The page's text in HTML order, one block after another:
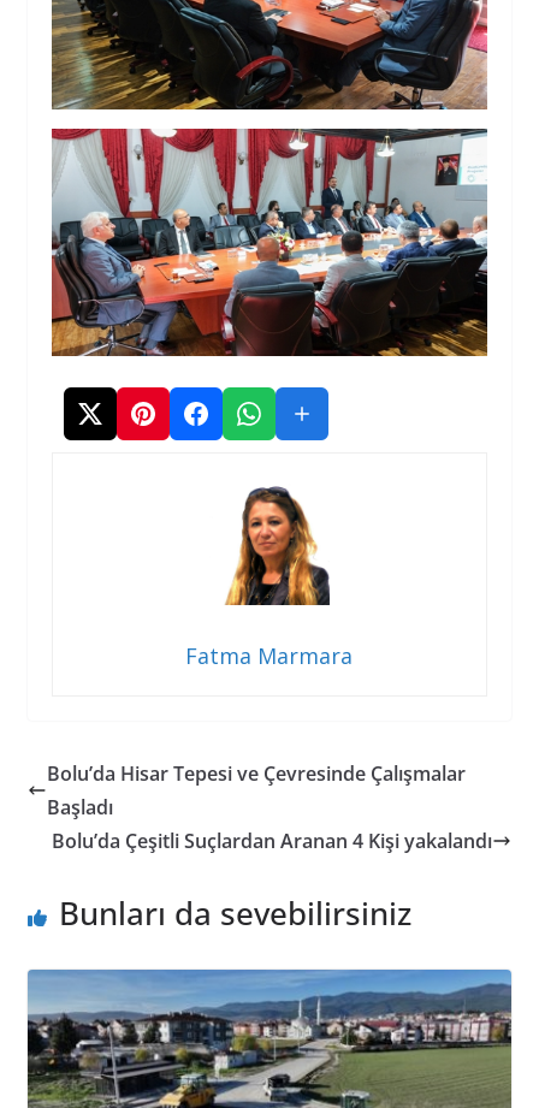
Fatma Marmara
Bolu’da Hisar Tepesi ve Çevresinde Çalışmalar
Başladı
Bolu’da Çeşitli Suçlardan Aranan 4 Kişi yakalandı
Bunları da sevebilirsiniz